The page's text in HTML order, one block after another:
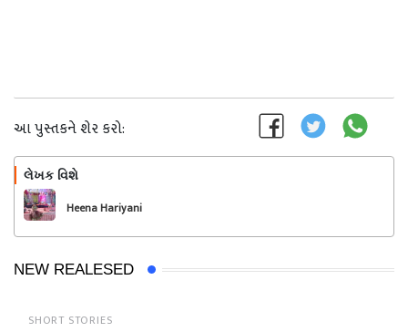
આ પુસ્તકને શેર કરો:
લેખક વિશે
Heena Hariyani
NEW REALESED
SHORT STORIES